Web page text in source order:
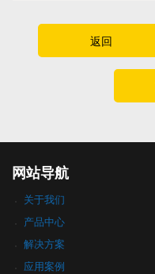
返回
网站导航
关于我们
产品中心
解决方案
应用案例